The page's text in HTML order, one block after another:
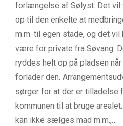
forlængelse af Sølyst. Det
op til den enkelte at
m.m. til egen stade, og det vil
være for private fra Søvang.
ryddes helt op på pladsen når
forlader den.
sørger for at der er tilladelse
kommunen til at bruge
kan ikke sælges mad m.m.,…